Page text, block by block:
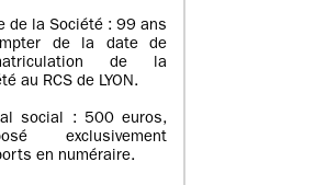
de la Société : 99 ans
de la date de
de la
au RCS de LYON.
social : 500 euros,
exclusivement
en numéraire.